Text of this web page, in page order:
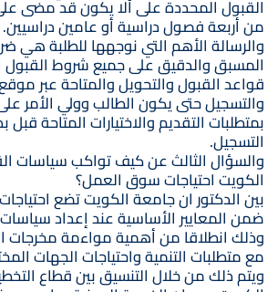
القبول المحددة على ألا يكون قد مضى
من أربعة فصول دراسية أو عامين دراسيين.
والرسالة الأهم التي نوجهها للطلبة هي
المسبق والدقيق على جميع شروط القبول
قواعد القبول والتحويل والمتاحة عبر
والتسجيل حتى يكون الطالب وولي الأمر
بمتطلبات التقديم والاختيارات المتاحة قبل
التسجيل.
والسؤال الثالث عن كيف تواكب سياسات
الكويت احتياجات سوق العمل؟
بين الدكتور ان جامعة الكويت تضع
ضمن المعايير الأساسية عند إعداد
وذلك انطلاقا من أهمية مواءمة مخرجات
مع متطلبات التنمية واحتياجات الجهات
ويتم ذلك من خلال التنسيق بين قطاع